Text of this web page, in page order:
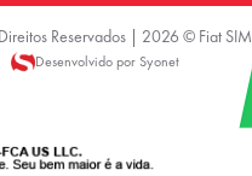
Reservados | 2026 © Fiat SIM
Desenvolvido por Syonet